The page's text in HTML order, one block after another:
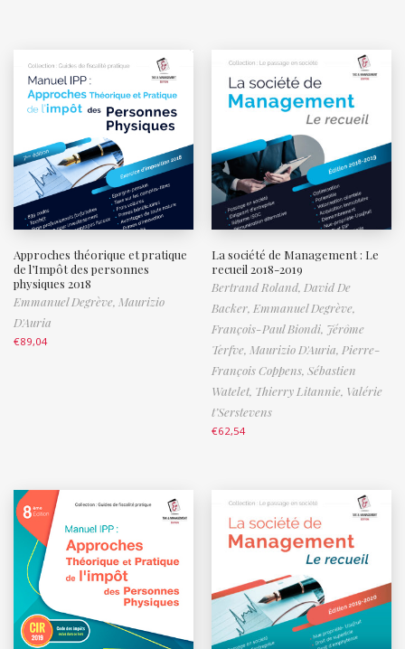
Approches théorique et pratique
de l’Impôt des personnes
physiques 2018
Emmanuel Degrève, Maurizio
D'Auria
€89,04
La société de Management : Le
recueil 2018-2019
Bertrand Roland, David De
Backer, Emmanuel Degrève,
François-Paul Biondi, Jérôme
Terfve, Maurizio D'Auria, Pierre-
François Coppens, Sébastien
Watelet, Thierry Litannie, Valérie
t’Serstevens
€62,54